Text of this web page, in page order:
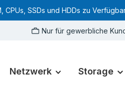
CPUs, SSDs und HDDs zu
Nur für gewerbliche
Netzwerk Storage